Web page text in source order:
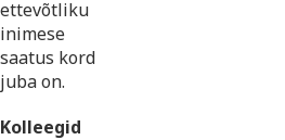
ettevõtliku
inimese
saatus kord
juba on.
Kolleegid